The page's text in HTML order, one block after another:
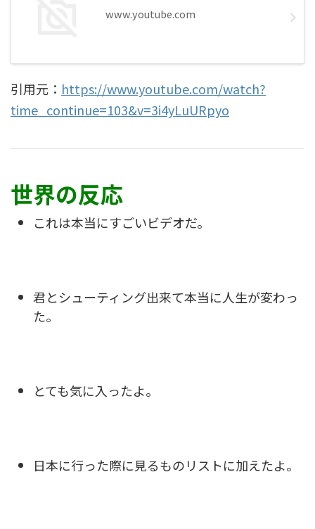
www.youtube.com
引用元： https://www.youtube.com/watch?
time_continue=103&v=3i4yLuURpyo
世界の反応
これは本当にすごいビデオだ。
君とシューティング出来て本当に人生が変わっ
た。
とても気に入ったよ。
日本に行った際に見るものリストに加えたよ。